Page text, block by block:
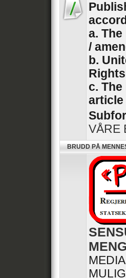
a.
/
b.
c.
article
VÅRE
BRUDD PÅ